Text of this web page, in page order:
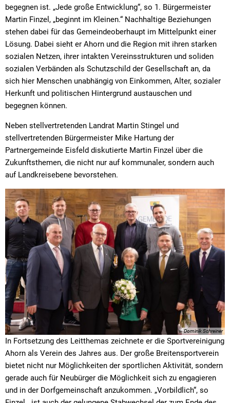
begegnen ist. „Jede große Entwicklung“, so 1. Bürgermeister
Martin Finzel, „beginnt im Kleinen.“ Nachhaltige Beziehungen
stehen dabei für das Gemeindeoberhaupt im Mittelpunkt einer
Lösung. Dabei sieht er Ahorn und die Region mit ihren starken
sozialen Netzen, ihrer intakten Vereinsstrukturen und soliden
sozialen Verbänden als Schutzschild der Gesellschaft an, da
sich hier Menschen unabhängig von Einkommen, Alter, sozialer
Herkunft und politischen Hintergrund austauschen und
begegnen können.
Neben stellvertretenden Landrat Martin Stingel und
stellvertretenden Bürgermeister Mike Hartung der
Partnergemeinde Eisfeld diskutierte Martin Finzel über die
Zukunftsthemen, die nicht nur auf kommunaler, sondern auch
auf Landkreisebene bevorstehen.
Dominik Schreiner
In Fortsetzung des Leitthemas zeichnete er die Sportvereinigung
Ahorn als Verein des Jahres aus. Der große Breitensportverein
bietet nicht nur Möglichkeiten der sportlichen Aktivität, sondern
gerade auch für Neubürger die Möglichkeit sich zu engagieren
und in der Dorfgemeinschaft anzukommen. „Vorbildlich“, so